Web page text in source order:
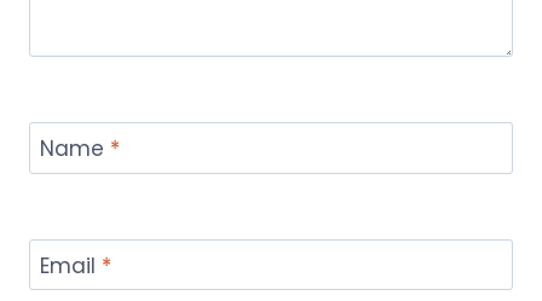
Name *
Email *